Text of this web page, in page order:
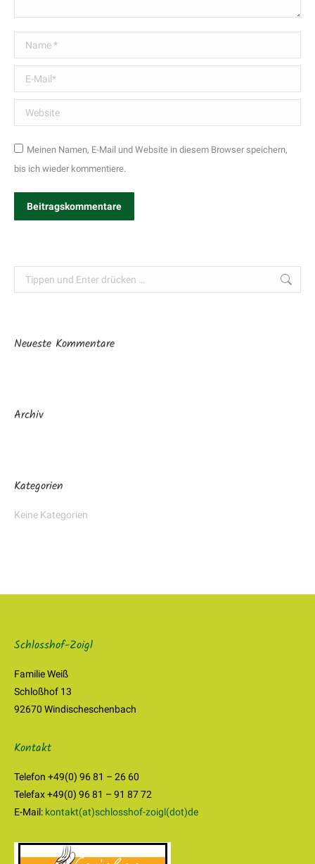
Name *
E-Mail *
Website
Meinen Namen, E-Mail und Website in diesem Browser speichern,
bis ich wieder kommentiere.
Beitragskommentare
Search:
Neueste Kommentare
Archiv
Kategorien
Keine Kategorien
Schlosshof-Zoigl
Familie Weiß
Schloßhof 13
92670 Windischeschenbach
Kontakt
Telefon +49(0) 96 81 – 26 60
Telefax +49(0) 96 81 – 91 87 72
E-Mail: kontakt(at)schlosshof-zoigl(dot)de